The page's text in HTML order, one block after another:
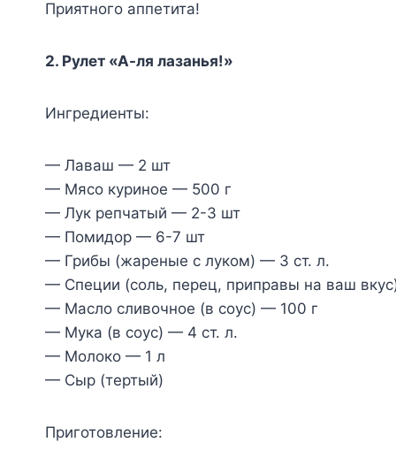
Приятного аппетита!
2. Рулет «А-ля лазанья!»
Ингредиенты:
— Лаваш — 2 шт
— Мясо куриное — 500 г
— Лук репчатый — 2-3 шт
— Помидор — 6-7 шт
— Грибы (жареные с луком) — 3 ст. л.
— Специи (соль, перец, приправы на ваш
— Масло сливочное (в соус) — 100 г
— Мука (в соус) — 4 ст. л.
— Молоко — 1 л
— Сыр (тертый)
Приготовление: